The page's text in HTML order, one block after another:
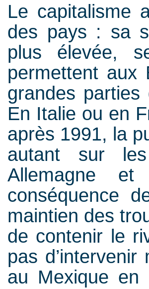
Le capitalisme
des pays : sa
plus élevée,
permettent aux
grandes
En Italie ou en
après 1991, la
autant sur
Allemagne
conséquence
maintien des
de contenir le
pas
au Mexique en